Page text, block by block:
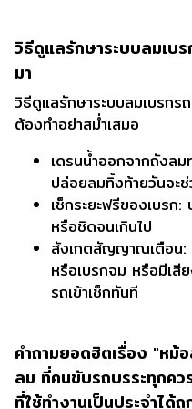
วิธีดูแลรักษาระบบลมเ
มา
วิธีดูแลรักษาระบบลมเบรกร
ต้องทำอย่าสม่ำเสมอ
เดรนน้ำออกจากถังล
ปล่อยลมทิ้งท้ายวันจะ
เช็กระยะฟรีของเบรก:
หรือชิดจนเกินไป
สังเกตสัญญาณเตือน:
หรือเบรกจม หรือมีเสี
รถเข้าเช็กทันที
คำถามยอดฮิตเรื่อง "หม้
ลม ที่คนขับรถบรระทุกคว
ที่ใช้ทำงานเป็นประจำได้